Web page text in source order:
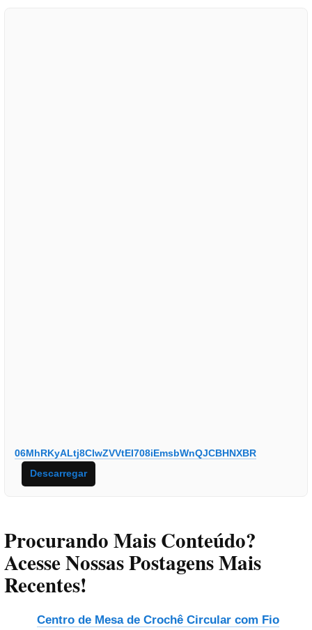
06MhRKyALtj8ClwZVVtEI708iEmsbWnQJCBHNXBR
Descarregar
Procurando Mais Conteúdo?
Acesse Nossas Postagens Mais
Recentes!
Centro de Mesa de Crochê Circular com Fio